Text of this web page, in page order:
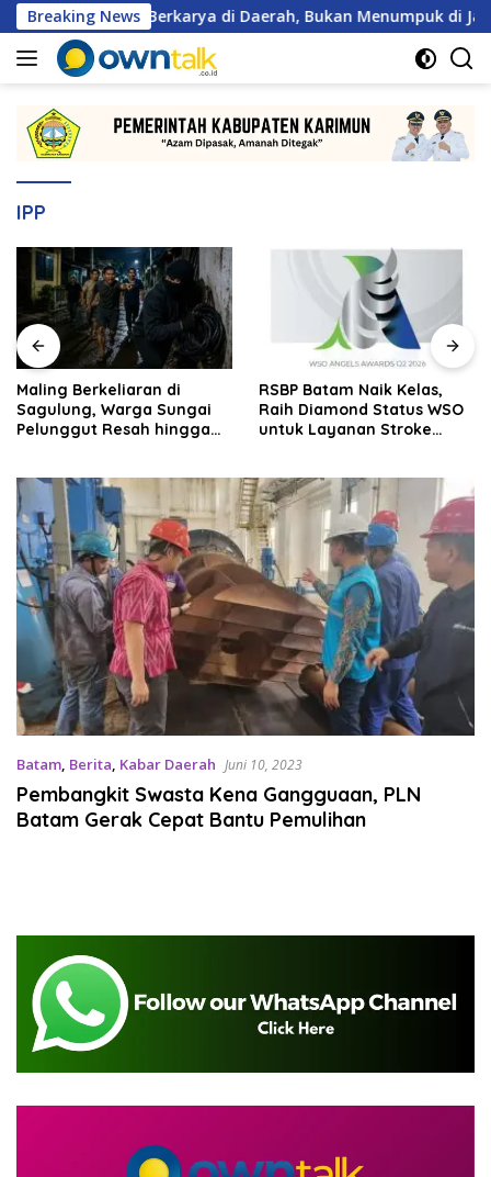
Langsung
ke
konten
Breaking News
2 Wajib Berkarya di Daerah, Bukan Menumpuk di Jakarta
IPP
Maling Berkeliaran di
Sagulung, Warga Sungai
Pelunggut Resah hingga
RSBP Batam Naik Kelas,
Raih Diamond Status WSO
untuk Layanan Stroke
Batam, Berita, Kabar Daerah Juni 10, 2023
Pembangkit Swasta Kena Gangguaan, PLN
Batam Gerak Cepat Bantu Pemulihan